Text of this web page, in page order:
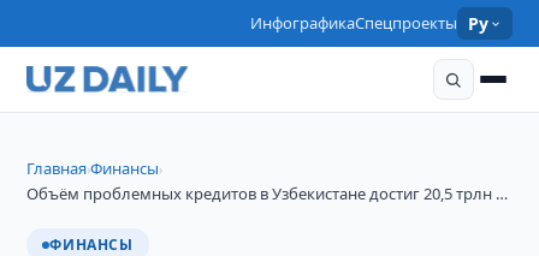
ИнфографикаСпецпроекты Ру
Главная›Финансы›
Объём проблемных кредитов в Узбекистане достиг 20,5 трлн …
ФИНАНСЫ